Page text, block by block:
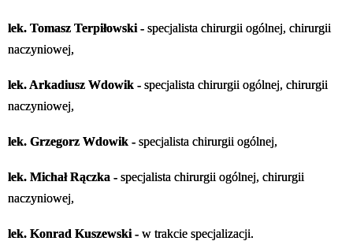
lek. Tomasz Terpiłowski - specjalista chirurgii ogólnej, chirurgii
naczyniowej,
lek. Arkadiusz Wdowik - specjalista chirurgii ogólnej, chirurgii
naczyniowej,
lek. Grzegorz Wdowik - specjalista chirurgii ogólnej,
lek. Michał Rączka - specjalista chirurgii ogólnej, chirurgii
naczyniowej,
lek. Konrad Kuszewski - w trakcie specjalizacji.